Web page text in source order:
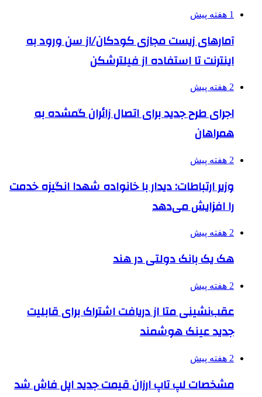
1 هفته پیش
آمارهای زیست مجازی کودکان/از سن ورود به
اینترنت تا استفاده از فیلترشکن
2 هفته پیش
اجرای طرح جدید برای اتصال زائران گمشده به
همراهان
2 هفته پیش
وزیر ارتباطات: دیدار با خانواده شهدا انگیزه خدمت
را افزایش می‌دهد
2 هفته پیش
هک یک بانک دولتی در هند
2 هفته پیش
عقب‌نشینی متا از دریافت اشتراک برای قابلیت
جدید عینک هوشمند
2 هفته پیش
مشخصات لپ تاپ ارزان قیمت جدید اپل فاش شد